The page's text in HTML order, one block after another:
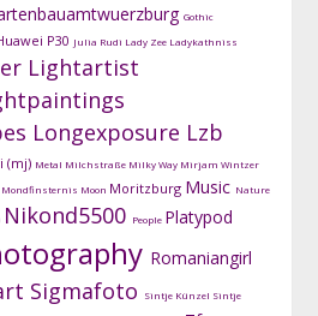
Gothic
P30 Julia Rudi Lady Zee Ladykathniss
Lightartist
Longexposure Lzb
(mj) Metal Milchstraße Milky Way Mirjam Wintzer
Mondfinsternis Moon Moritzburg Music Nature
Nikond5500 People Platypod
Romaniangirl
Sigmafoto Sintje Künzel Sintje